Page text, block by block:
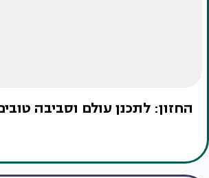
החזון: לתכנן עולם וסביבה